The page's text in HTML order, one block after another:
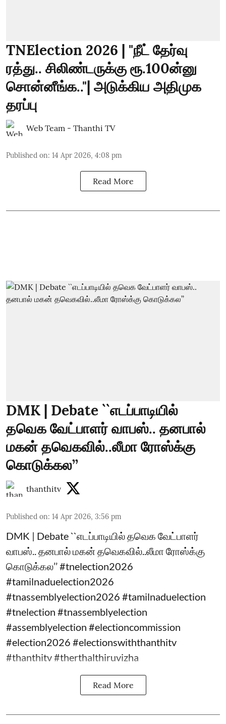
TNElection 2026 | "நீட் தேர்வு
ரத்து.. சிலிண்டருக்கு ரூ.100ன்னு
சொன்னீங்க.."| அடுக்கிய அதிமுக
தரப்பு
Web Team - Thanthi TV
Published on: 14 Apr 2026, 4:08 pm
Read More
DMK | Debate ``எடப்பாடியில்
தவெக வேட்பாளர் வாபஸ்.. தனபால்
மகன் தவெகவில்..லீமா ரோஸ்க்கு
கொடுக்கல’’
thanthitv
Published on: 14 Apr 2026, 3:56 pm
DMK | Debate ``எடப்பாடியில் தவெக வேட்பாளர்
வாபஸ்.. தனபால் மகன் தவெகவில்..லீமா ரோஸ்க்கு
கொடுக்கல’’ #tnelection2026
#tamilnaduelection2026
#tnassemblyelection2026 #tamilnaduelection
#tnelection #tnassemblyelection
#assemblyelection #electioncommission
#election2026 #electionswiththanthitv
#thanthitv #therthalthiruvizha
Read More